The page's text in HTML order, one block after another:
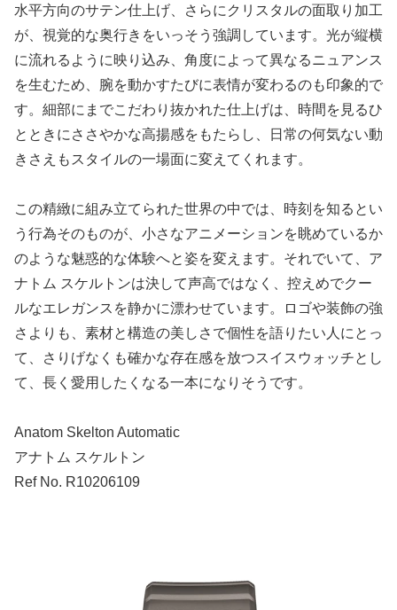
水平方向のサテン仕上げ、さらにクリスタルの面取り加工
が、視覚的な奥行きをいっそう強調しています。光が縦横
に流れるように映り込み、角度によって異なるニュアンス
を生むため、腕を動かすたびに表情が変わるのも印象的で
す。細部にまでこだわり抜かれた仕上げは、時間を見るひ
とときにささやかな高揚感をもたらし、日常の何気ない動
きさえもスタイルの一場面に変えてくれます。
この精緻に組み立てられた世界の中では、時刻を知るとい
う行為そのものが、小さなアニメーションを眺めているか
のような魅惑的な体験へと姿を変えます。それでいて、ア
ナトム スケルトンは決して声高ではなく、控えめでクー
ルなエレガンスを静かに漂わせています。ロゴや装飾の強
さよりも、素材と構造の美しさで個性を語りたい人にとっ
て、さりげなくも確かな存在感を放つスイスウォッチとし
て、長く愛用したくなる一本になりそうです。
Anatom Skelton Automatic
アナトム スケルトン
Ref No. R10206109